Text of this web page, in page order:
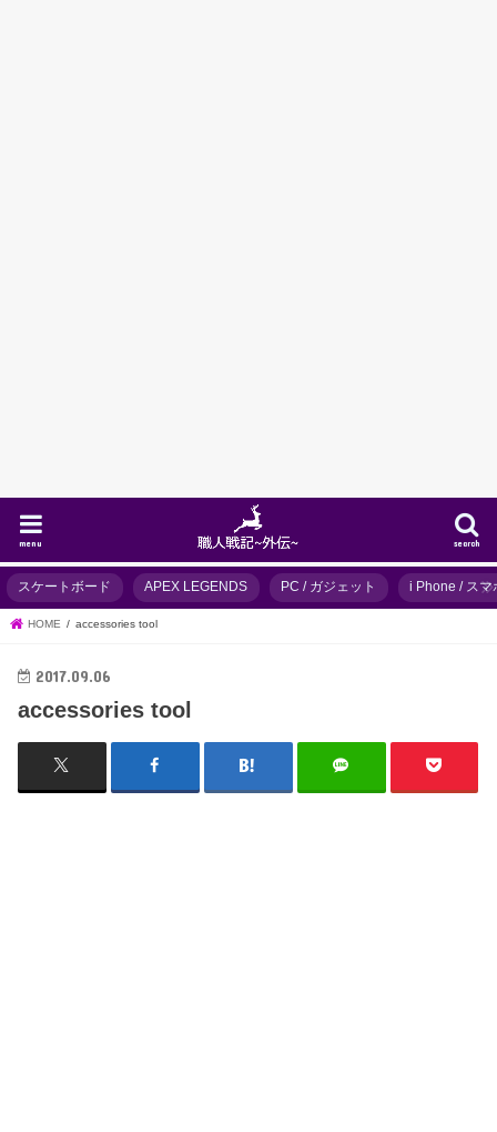
search
menu
スケートボード APEX LEGENDS PC / ガジェット i Phone / スマ
HOME accessories tool
2017.09.06
accessories tool